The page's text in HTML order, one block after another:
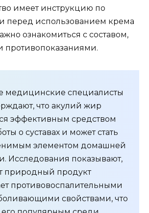
имеет инструкцию по
перед использованием крема
ознакомиться с составом,
противопоказаниями.
медицинские специалисты
что акулий жир
эффективным средством
о суставах и может стать
элементом домашней
Исследования показывают,
природный продукт
противовоспалительными
свойствами, что